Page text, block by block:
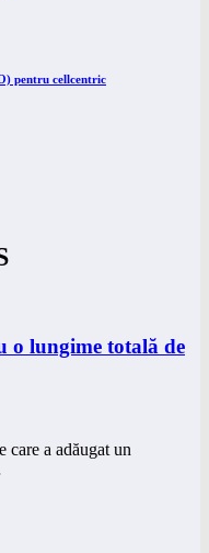
pentru cellcentric
o lungime totală de
a adăugat un